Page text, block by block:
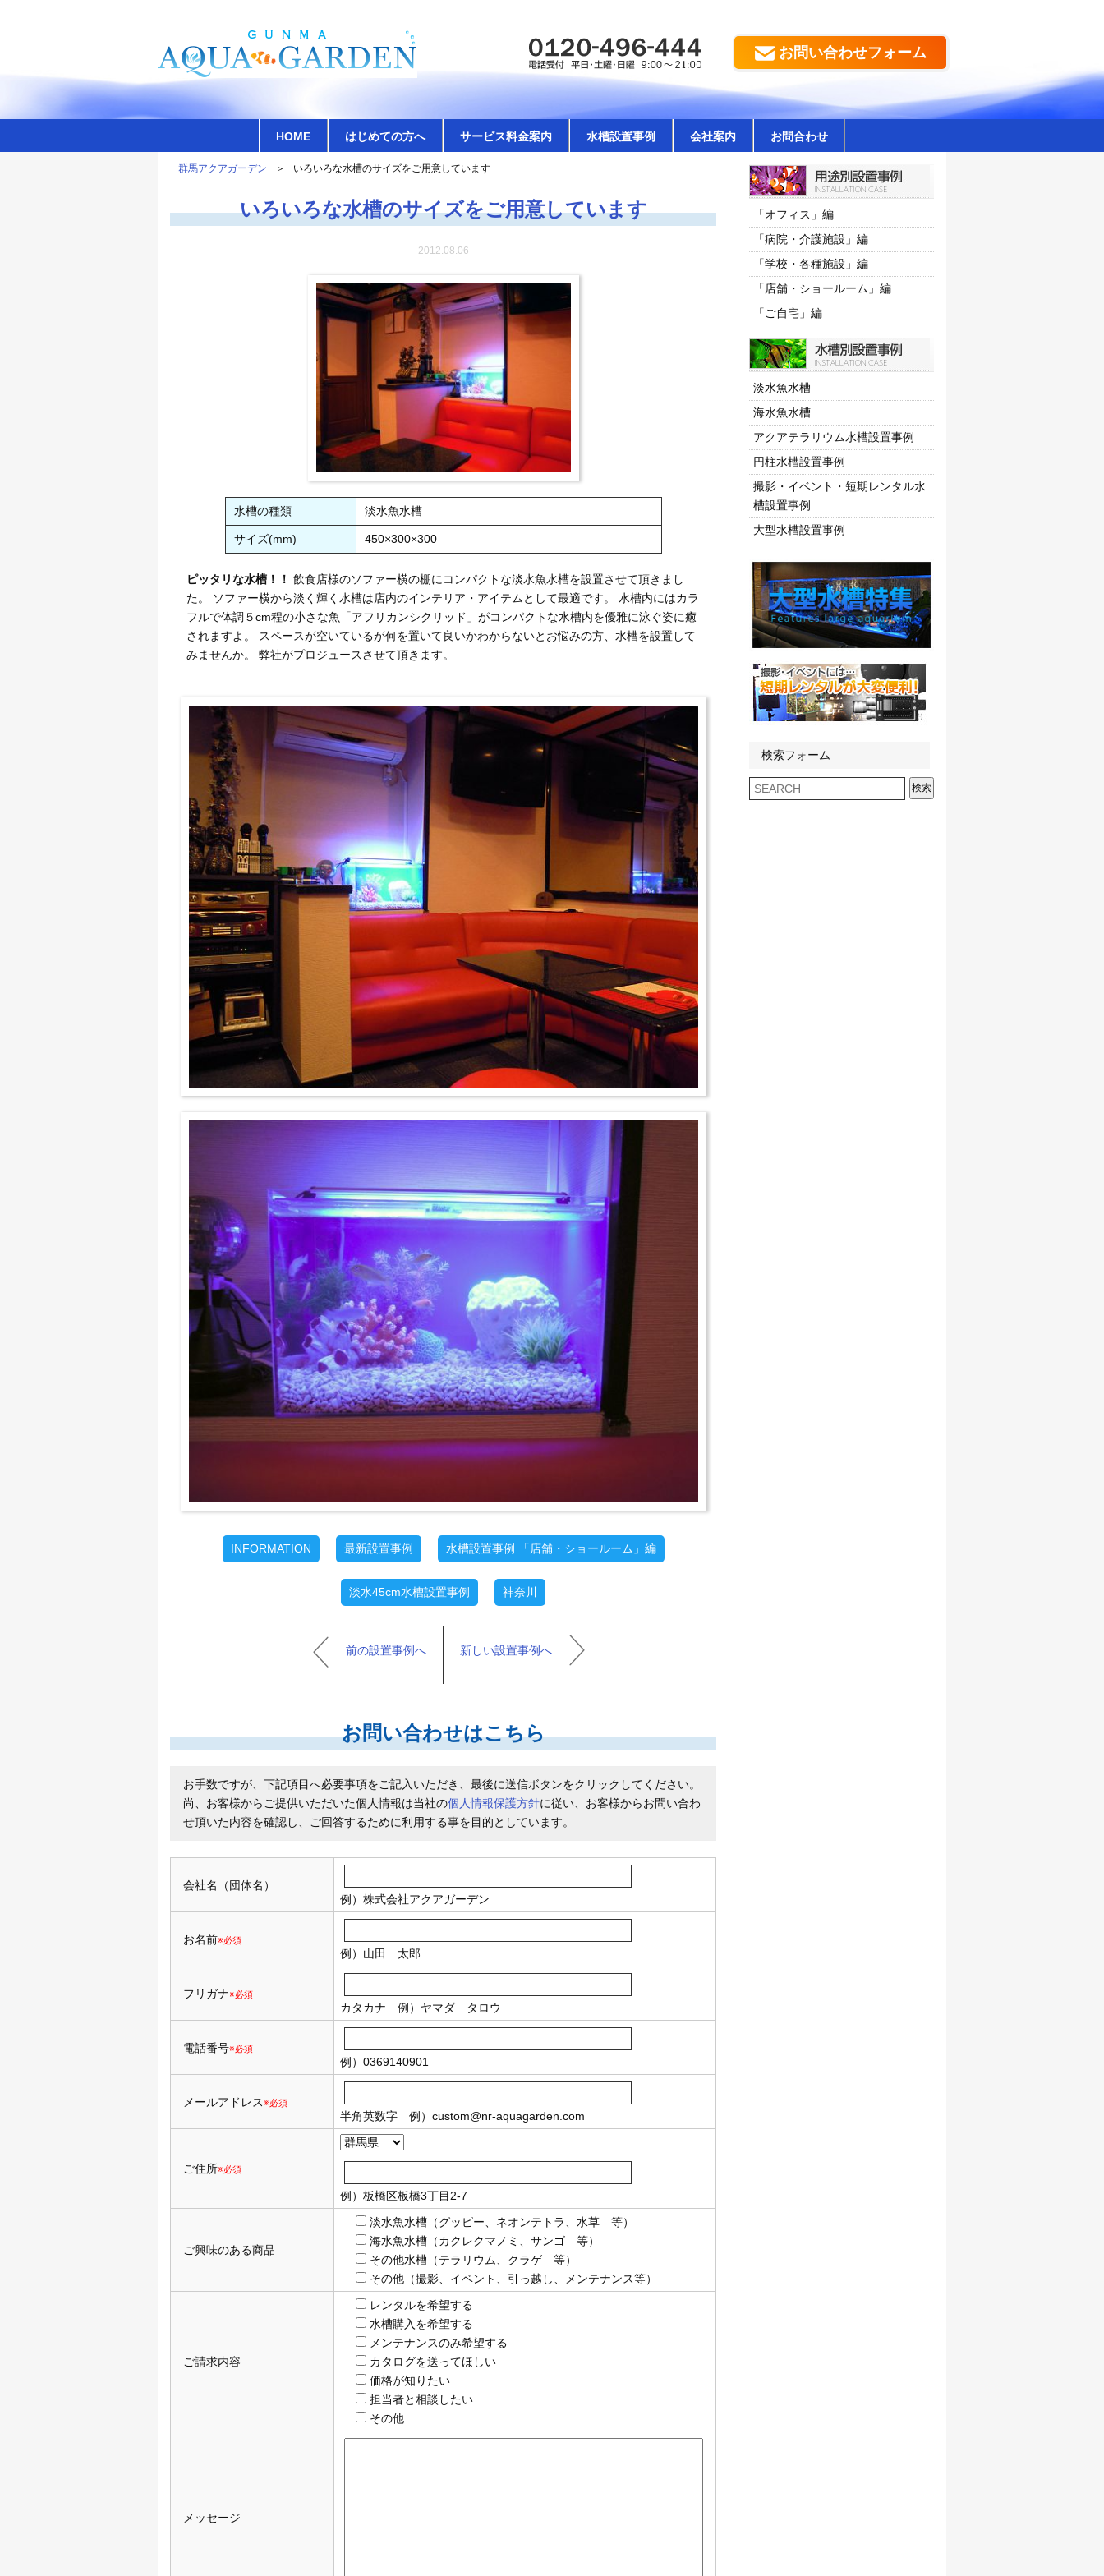
お問い合わせフォーム
HOME はじめての方へ サービス料金案内 水槽設置事例 会社案内 お問合わせ
群馬アクアガーデン いろいろな水槽のサイズをご用意しています
いろいろな水槽のサイズをご用意しています
2012.08.06
水槽の種類 淡水魚水槽
サイズ(mm) 450×300×300
ピッタリな水槽！！ 飲食店様のソファー横の棚にコンパクトな淡水魚水槽を設置させて頂きまし
た。 ソファー横から淡く輝く水槽は店内のインテリア・アイテムとして最適です。 水槽内にはカラ
フルで体調５cm程の小さな魚「アフリカンシクリッド」がコンパクトな水槽内を優雅に泳ぐ姿に癒
されますよ。 スペースが空いているが何を置いて良いかわからないとお悩みの方、水槽を設置して
みませんか。 弊社がプロジュースさせて頂きます。
INFORMATION 最新設置事例 水槽設置事例 「店舗・ショールーム」編
淡水45cm水槽設置事例 神奈川
前の設置事例へ 新しい設置事例へ
お問い合わせはこちら
お手数ですが、下記項目へ必要事項をご記入いただき、最後に送信ボタンをクリックしてください。
尚、お客様からご提供いただいた個人情報は当社の個人情報保護方針に従い、お客様からお問い合わ
せ頂いた内容を確認し、ご回答するために利用する事を目的としています。
会社名（団体名）
例）株式会社アクアガーデン
お名前※必須
例）山田 太郎
フリガナ※必須
カタカナ 例）ヤマダ タロウ
電話番号※必須
例）0369140901
メールアドレス※必須
半角英数字 例） custom@nr-aquagarden.com
ご住所※必須
例）板橋区板橋3丁目2-7
ご興味のある商品
淡水魚水槽（グッピー、ネオンテトラ、水草 等）
海水魚水槽（カクレクマノミ、サンゴ 等）
その他水槽（テラリウム、クラゲ 等）
その他（撮影、イベント、引っ越し、メンテナンス等）
ご請求内容
レンタルを希望する
水槽購入を希望する
メンテナンスのみ希望する
カタログを送ってほしい
価格が知りたい
担当者と相談したい
その他
メッセージ
「オフィス」編
「病院・介護施設」編
「学校・各種施設」編
「店舗・ショールーム」編
「ご自宅」編
淡水魚水槽
海水魚水槽
アクアテラリウム水槽設置事例
円柱水槽設置事例
撮影・イベント・短期レンタル水
槽設置事例
大型水槽設置事例
検索フォーム
検索